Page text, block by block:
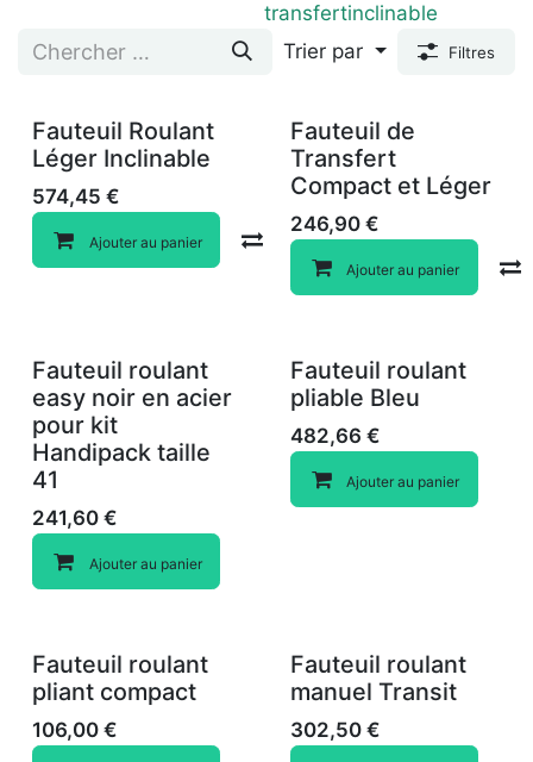
transfertinclinable
Trier par Filtres
Fauteuil Roulant
Léger Inclinable
574,45 €
Ajouter au panier Compare
Fauteuil de
Transfert
Compact et Léger
246,90€
Ajouter au panier
Fauteuil roulant
easy noir en acier
pour kit
Handipack taille
41
241,60 €
Ajouter au panier
Fauteuil roulant
pliable Bleu
482,66 €
Ajouter au panier
Fauteuil roulant
pliant compact
106,00 €
Nouveau !
Fauteuil roulant
manuel Transit
302,50€